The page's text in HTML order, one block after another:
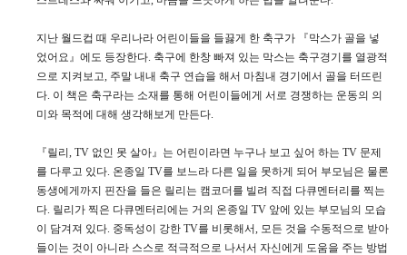
지난 월드컵 때 우리나라 어린이들을 들끓게 한 축구가 『막스가 골을 넣
었어요』에도 등장한다. 축구에 한창 빠져 있는 막스는 축구경기를 열광적
으로 지켜보고, 주말 내내 축구 연습을 해서 마침내 경기에서 골을 터뜨린
다. 이 책은 축구라는 소재를 통해 어린이들에게 서로 경쟁하는 운동의 의
미와 목적에 대해 생각해보게 만든다.
『릴리, TV 없인 못 살아』는 어린이라면 누구나 보고 싶어 하는 TV 문제
를 다루고 있다. 온종일 TV를 보느라 다른 일을 못하게 되어 부모님은 물론
동생에게까지 핀잔을 들은 릴리는 캠코더를 빌려 직접 다큐멘터리를 찍는
다. 릴리가 찍은 다큐멘터리에는 거의 온종일 TV 앞에 있는 부모님의 모습
이 담겨져 있다. 중독성이 강한 TV를 비롯해서, 모든 것을 수동적으로 받아
들이는 것이 아니라 스스로 적극적으로 나서서 자신에게 도움을 주는 방법